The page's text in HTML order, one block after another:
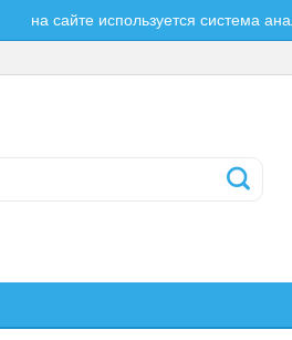
на сайте используется система